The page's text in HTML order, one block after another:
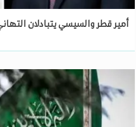
أمير قطر والسيسي يتبادلان